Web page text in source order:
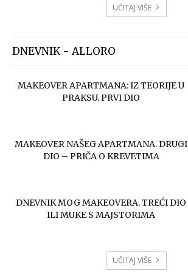
UČITAJ VIŠE
DNEVNIK - ALLORO
MAKEOVER APARTMANA: IZ TEORIJE U
PRAKSU. PRVI DIO
MAKEOVER NAŠEG APARTMANA. DRUGI
DIO – PRIČA O KREVETIMA
DNEVNIK MOG MAKEOVERA. TREĆI DIO
ILI MUKE S MAJSTORIMA
UČITAJ VIŠE